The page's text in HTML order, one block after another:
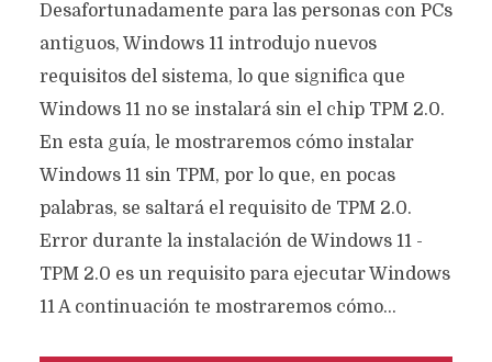
Desafortunadamente para las personas con PCs
antiguos, Windows 11 introdujo nuevos
requisitos del sistema, lo que significa que
Windows 11 no se instalará sin el chip TPM 2.0.
En esta guía, le mostraremos cómo instalar
Windows 11 sin TPM, por lo que, en pocas
palabras, se saltará el requisito de TPM 2.0.
Error durante la instalación de Windows 11 -
TPM 2.0 es un requisito para ejecutar Windows
11 A continuación te mostraremos cómo...